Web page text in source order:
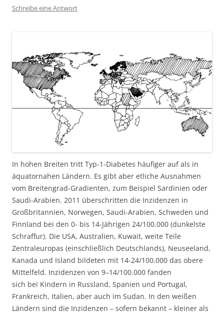
Schreibe eine Antwort
In hohen Breiten tritt Typ-1-Diabetes häufiger auf als in
äquatornahen Ländern. Es gibt aber etliche Ausnahmen
vom Breitengrad-Gradienten, zum Beispiel Sardinien oder
Saudi-Arabien. 2011 überschritten die Inzidenzen in
Großbritannien, Norwegen, Saudi-Arabien, Schweden und
Finnland bei den 0- bis 14-Jährigen 24/100.000 (dunkelste
Schraffur). Die USA, Australien, Kuwait, weite Teile
Zentraleuropas (einschließlich Deutschlands), Neuseeland,
Kanada und Island bildeten mit 14-24/100.000 das obere
Mittelfeld. Inzidenzen von 9–14/100.000 fanden
sich bei Kindern in Russland, Spanien und Portugal,
Frankreich, Italien, aber auch im Sudan. In den weißen
Ländern sind die Inzidenzen – sofern bekannt – kleiner als